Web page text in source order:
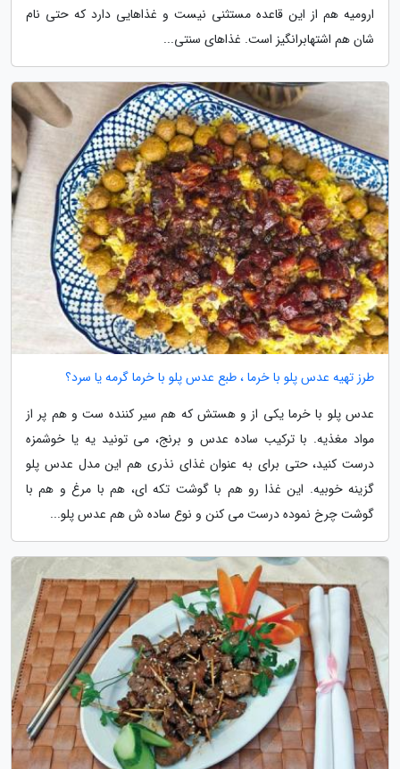
ارومیه هم از این قاعده مستثنی نیست و غذاهایی دارد که حتی نام
شان هم اشتهابرانگیز است. غذاهای سنتی...
طرز تهیه عدس پلو با خرما ، طبع عدس پلو با خرما گرمه یا سرد؟
عدس پلو با خرما یکی از و هستش که هم سیر کننده ست و هم پر از
مواد مغذیه. با ترکیب ساده عدس و برنج، می تونید یه یا خوشمزه
درست کنید، حتی برای به عنوان غذای نذری هم این مدل عدس پلو
گزینه خوبیه. این غذا رو هم با گوشت تکه ای، هم با مرغ و هم با
گوشت چرخ نموده درست می کنن و نوع ساده ش هم عدس پلو...